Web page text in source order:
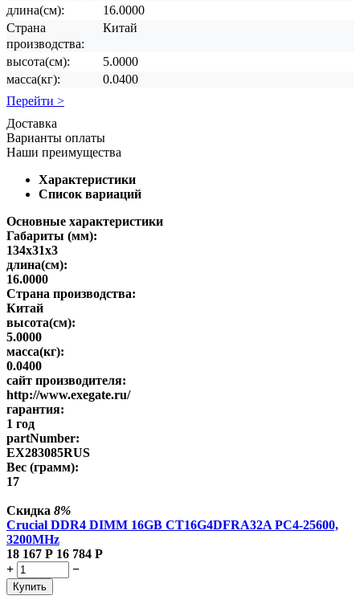
длина(см):
16.0000
Страна
производства:
Китай
высота(см):
5.0000
масса(кг):
0.0400
Перейти >
Доставка
Варианты оплаты
Наши преимущества
Характеристики
Список вариаций
Основные характеристики
Габариты (мм):
134x31x3
длина(см):
16.0000
Страна производства:
Китай
высота(см):
5.0000
масса(кг):
0.0400
сайт производителя:
http://www.exegate.ru/
гарантия:
1 год
partNumber:
EX283085RUS
Вес (грамм):
17
Скидка 8%
Crucial DDR4 DIMM 16GB CT16G4DFRA32A PC4-25600,
3200MHz
18 167 Р 16 784 Р
+
−
Купить